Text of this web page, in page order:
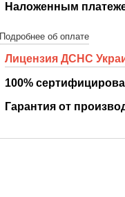
Наложенным
Подробнее об оплате
Лицензия ДСНС
100%
Гарантия от